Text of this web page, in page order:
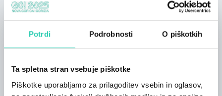
Potrdi Podrobnosti O piškotkih
Ta spletna stran vsebuje piškotke
Piškotke uporabljamo za prilagoditev vsebin in oglasov,
PARKIRIŠČE/GARAŽA
STORITVE
Recepcija odprta 24 ur dnevno; Ogrevanje;
Dnevni tisk; TV; Wifi;